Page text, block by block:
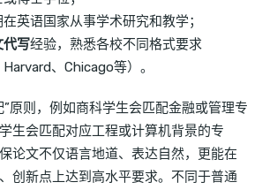
英语国家从事学术研究和教学；
代写经验，熟悉各校不同格式要求
Harvard、Chicago等）。
原则，例如商科学生会匹配金融或管理专
生会匹配对应工程或计算机背景的专
论文不仅语言地道、表达自然，更能在
创新点上达到高水平要求。不同于普通